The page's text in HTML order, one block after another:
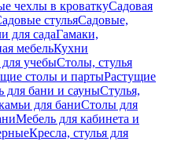
чехлы в кроваткуСадовая
стульяСадовые,
для садаГамаки,
мебельКухни
учебыСтолы, стулья
столы и партыРастущие
для бани и сауныСтулья,
для баниСтолы для
Мебель для кабинета и
Кресла, стулья для